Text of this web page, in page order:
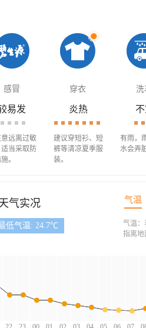
感冒 穿衣 洗
易发
意远离过敏
当采取防
。
炎热
建议穿短衫、短
裤等清凉夏季服
装。
有雨，
水会弄
气实况 气温
低气温: 24.7℃
气温：
指离地